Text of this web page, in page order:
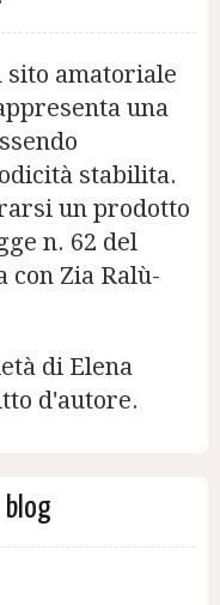
sito amatoriale
una
stabilita.
un prodotto
n. 62 del
con Zia Ralù-
di Elena
d'autore.
blog